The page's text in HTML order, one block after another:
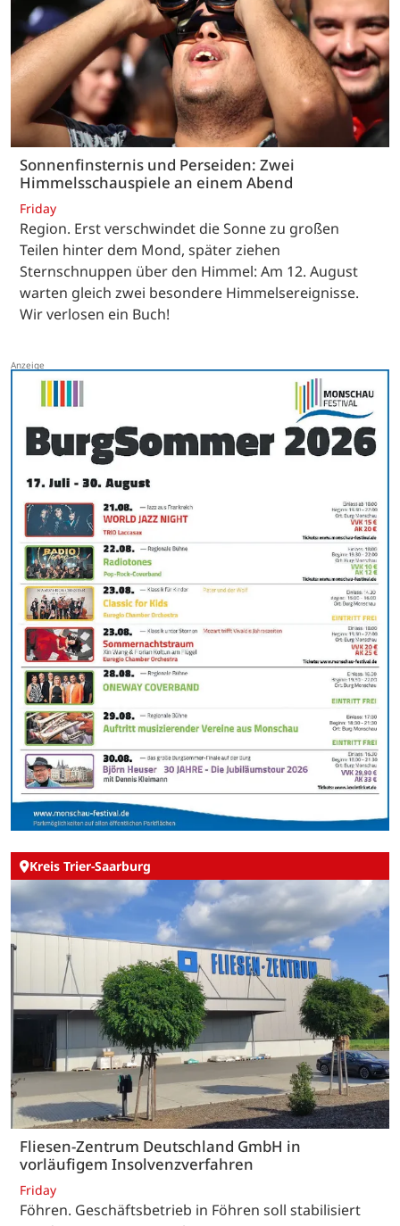
Sonnenfinsternis und Perseiden: Zwei
Himmelsschauspiele an einem Abend
Friday
Region. Erst verschwindet die Sonne zu großen
Teilen hinter dem Mond, später ziehen
Sternschnuppen über den Himmel: Am 12. August
warten gleich zwei besondere Himmelsereignisse.
Wir verlosen ein Buch!
Kreis Trier-Saarburg
Fliesen-Zentrum Deutschland GmbH in
vorläufigem Insolvenzverfahren
Friday
Föhren. Geschäftsbetrieb in Föhren soll stabilisiert